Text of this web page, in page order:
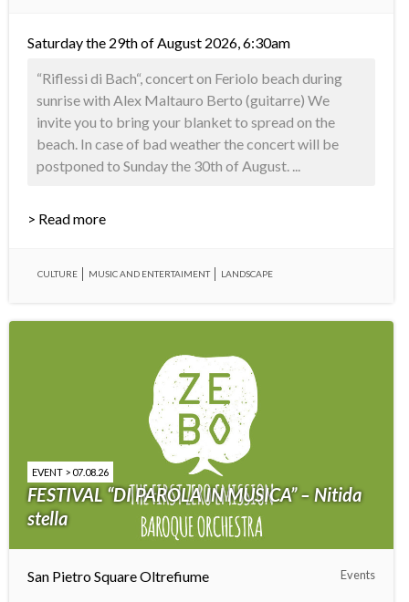
Saturday the 29th of August 2026, 6:30am
“Riflessi di Bach“, concert on Feriolo beach during
sunrise with Alex Maltauro Berto (guitarre) We
invite you to bring your blanket to spread on the
beach. In case of bad weather the concert will be
postponed to Sunday the 30th of August. ...
> Read more
CULTURE MUSIC AND ENTERTAIMENT LANDSCAPE
EVENT > 07.08.26
FESTIVAL “DI PAROLA IN MUSICA” – Nitida
stella
San Pietro Square Oltrefiume Events